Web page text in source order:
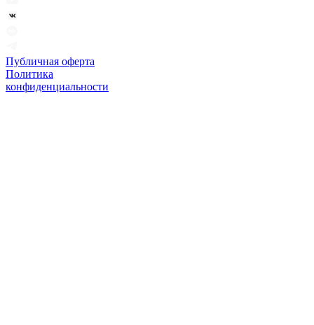
Публичная оферта
Политика
конфиденциальности